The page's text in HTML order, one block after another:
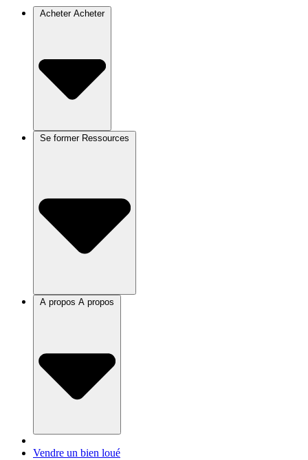
Acheter Acheter
Se former
A propos
Vendre un bien loué